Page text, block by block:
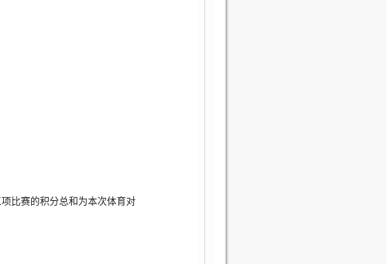
比赛的积分总和为本次体育对